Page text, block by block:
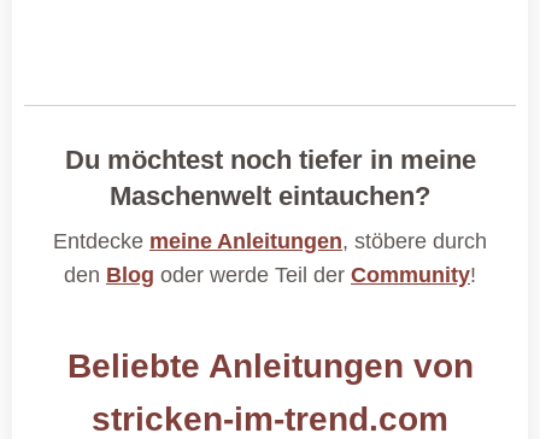
Du möchtest noch tiefer in meine
Maschenwelt eintauchen?
Entdecke meine Anleitungen, stöbere durch
den Blog oder werde Teil der Community!
Beliebte Anleitungen von
stricken-im-trend.com